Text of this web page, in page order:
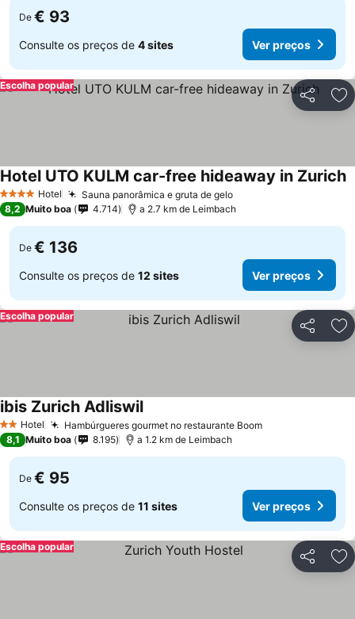
De € 93
Consulte os preços de 4 sites Ver preços
Partilhar
Escolha popular
4 EstrelasHotel Sauna panorâmica e gruta de geloVer preços
Hotel UTO KULM car-free hideaway in Zurich
8,2 Muito boa 4.714 a 2.7 km de Leimbach
De € 136
Consulte os preços de 12 sites Ver preços
Partilhar
Escolha popular
2 Estrelas
Hotel Hambúrgueres gourmet no restaurante BoomVer preços
ibis Zurich AdliswilVer preços
8,1 Muito boa 8.195 a 1.2 km de Leimbach
De € 95
Consulte os preços de 11 sites Ver preços
Partilhar
Escolha popular